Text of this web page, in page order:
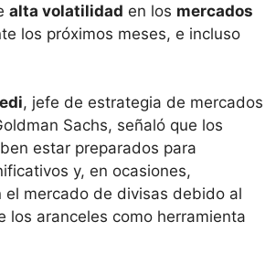
alta volatilidad en los mercados
los próximos meses, e incluso
, jefe de estrategia de mercados
Sachs, señaló que los
estar preparados para
y, en ocasiones,
el mercado de divisas debido al
los aranceles como herramienta